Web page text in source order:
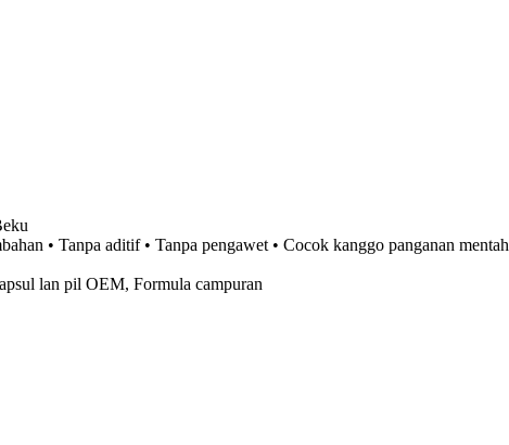
• Tanpa aditif • Tanpa pengawet • Cocok kanggo panganan mentah
lan pil OEM, Formula campuran